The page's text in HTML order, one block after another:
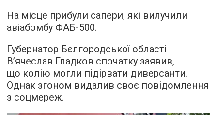
На місце прибули сапери, які вилучили
авіабомбу ФАБ-500.
Губернатор Бєлгородської області
В’ячеслав Гладков спочатку заявив,
що колію могли підірвати диверсанти.
Однак згоном видалив своє повідомлення
з соцмереж.